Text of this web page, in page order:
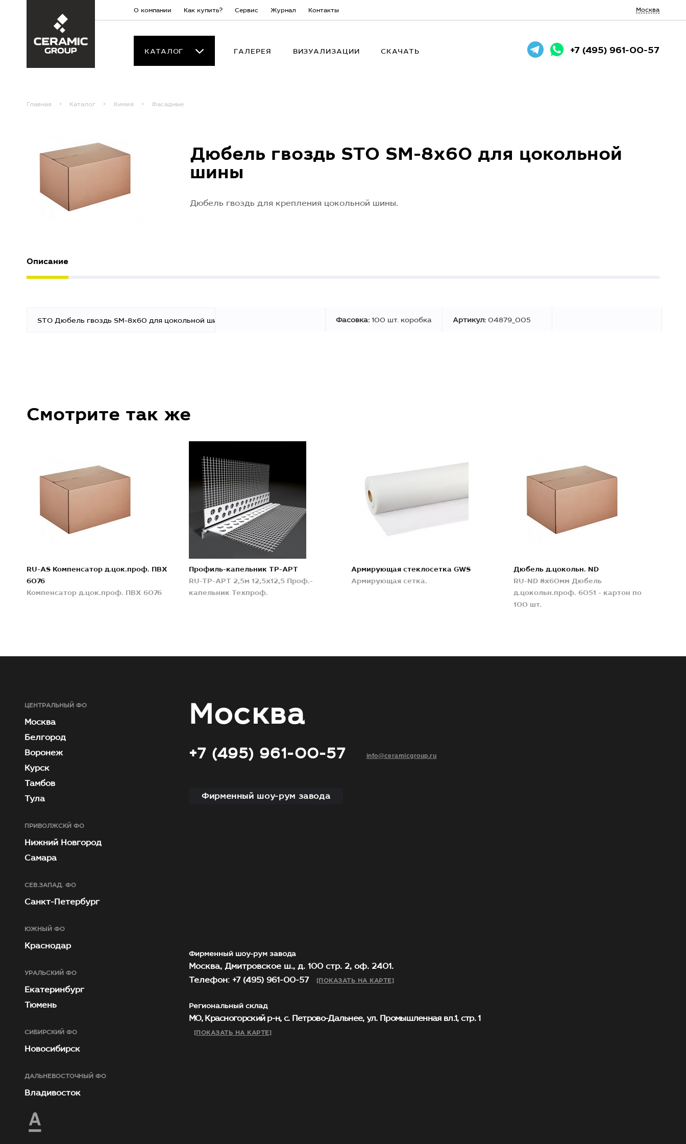
О компании Как купить? Сервис Журнал Контакты Москва
КАТАЛОГ ГАЛЕРЕЯ ВИЗУАЛИЗАЦИИ СКАЧАТЬ +7 (495) 961-00-57
Главная Каталог Химия Фасадные
Дюбель гвоздь STO SM-8x60 для цокольной
шины
Дюбель гвоздь для крепления цокольной шины.
Описание
STO Дюбель гвоздь SM-8x60 для цокольной шины Фасовка: 100 шт. коробка Артикул: 04879_005
Смотрите так же
RU-AS Компенсатор д.цок.проф. ПВХ
6076
Компенсатор д.цок.проф. ПВХ 6076
Профиль-капельник TP-APT
RU-TP-APT 2,5м 12,5х12,5 Проф.-
капельник Техпроф.
Армирующая стеклосетка GWS
Армирующая сетка.
Дюбель д.цокольн. ND
RU-ND 8x60мм Дюбель
д.цокольн.проф. 6051 - картон по
100 шт.
ЦЕНТРАЛЬНЫЙ ФО
Москва
Белгород
Воронеж
Курск
Тамбов
Тула
ПРИВОЛЖСКЙ ФО
Нижний Новгород
Самара
СЕВ.ЗАПАД. ФО
Санкт-Петербург
ЮЖНЫЙ ФО
Краснодар
УРАЛЬСКИЙ ФО
Екатеринбург
Тюмень
СИБИРСКИЙ ФО
Новосибирск
ДАЛЬНЕВОСТОЧНЫЙ ФО
Владивосток
Москва
+7 (495) 961-00-57 info@ceramicgroup.ru
Фирменный шоу-рум завода
Фирменный шоу-рум завода
Москва, Дмитровское ш., д. 100 стр. 2, оф. 2401.
Телефон: +7 (495) 961-00-57
[ПОКАЗАТЬ НА КАРТЕ]
Региональный склад
МО, Красногорский р-н, с. Петрово-Дальнее, ул. Промышленная вл.1, стр. 1
[ПОКАЗАТЬ НА КАРТЕ]